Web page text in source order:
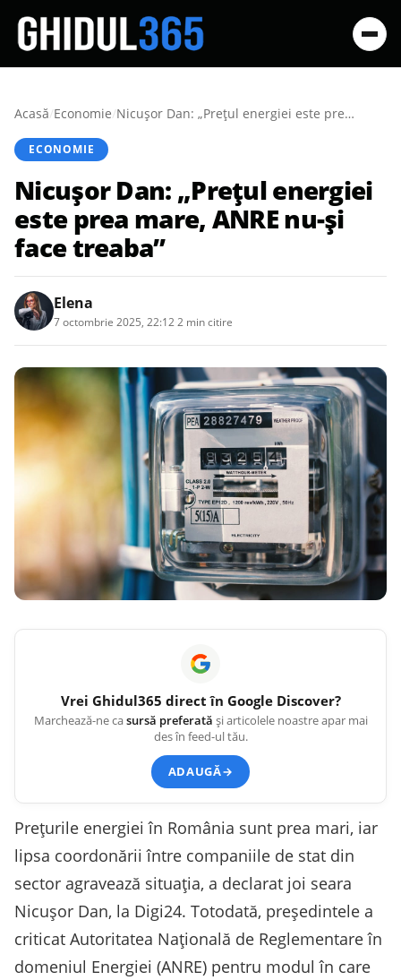
Acasă/Economie/ Nicuşor Dan: „Preţul energiei este prea mare, ANRE nu-şi face treaba”
ECONOMIE
Nicuşor Dan: „Preţul energiei
este prea mare, ANRE nu-şi
face treaba”
Elena
7 octombrie 2025, 22:122 min citire
Vrei Ghidul365 direct în Google Discover?
Marchează-ne casursă preferată și articolele noastre apar mai
des în feed-ul tău.
ADAUGĂ→
Prețurile energiei în România sunt prea mari, iar
lipsa coordonării între companiile de stat din
sector agravează situația, a declarat joi seara
Nicușor Dan, la Digi24. Totodată, președintele a
criticat Autoritatea Națională de Reglementare în
domeniul Energiei (ANRE) pentru modul în care